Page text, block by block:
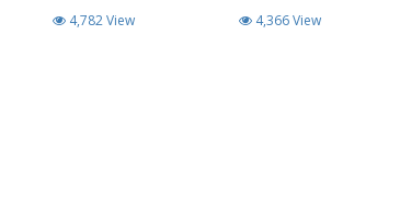
4,782 View 4,366 View